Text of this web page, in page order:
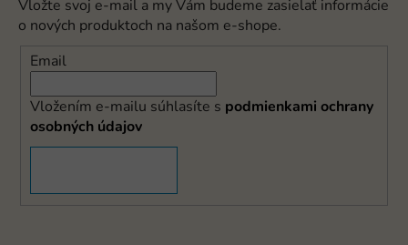
Vložte svoj e-mail a my Vám budeme zasielať informácie
o nových produktoch na našom e-shope.
Email
Vložením e-mailu súhlasíte s podmienkami ochrany
osobných údajov